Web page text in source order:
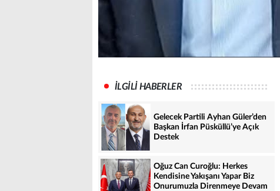
İLGİLİ HABERLER
Gelecek Partili Ayhan Güler’den
Başkan İrfan Püsküllü’ye Açık
Destek
Oğuz Can Curoğlu: Herkes
Kendisine Yakışanı Yapar Biz
Onurumuzla Direnmeye Devam